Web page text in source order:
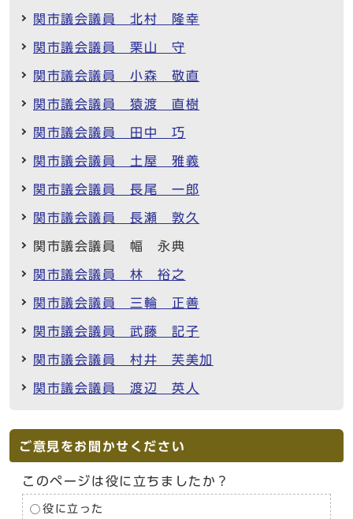
関市議会議員 北村 隆幸
関市議会議員 栗山 守
関市議会議員 小森 敬直
関市議会議員 猿渡 直樹
関市議会議員 田中 巧
関市議会議員 土屋 雅義
関市議会議員 長尾 一郎
関市議会議員 長瀬 敦久
関市議会議員 幅 永典
関市議会議員 林 裕之
関市議会議員 三輪 正善
関市議会議員 武藤 記子
関市議会議員 村井 芙美加
関市議会議員 渡辺 英人
ご意見をお聞かせください
このページは役に立ちましたか？
役に立った